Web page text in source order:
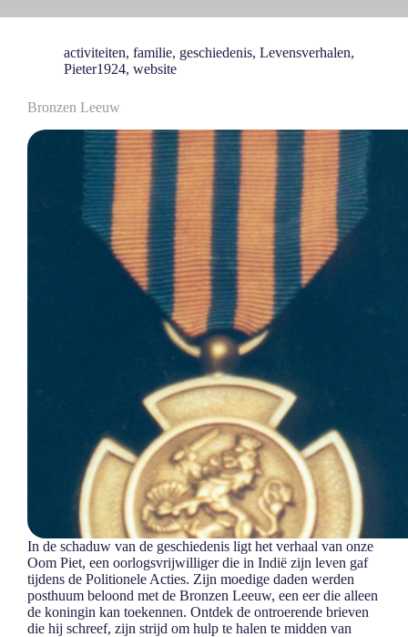
activiteiten, familie, geschiedenis, Levensverhalen,
Pieter1924, website
Bronzen Leeuw
In de schaduw van de geschiedenis ligt het verhaal van onze
Oom Piet, een oorlogsvrijwilliger die in Indië zijn leven gaf
tijdens de Politionele Acties. Zijn moedige daden werden
posthuum beloond met de Bronzen Leeuw, een eer die alleen
de koningin kan toekennen. Ontdek de ontroerende brieven
die hij schreef, zijn strijd om hulp te halen te midden van